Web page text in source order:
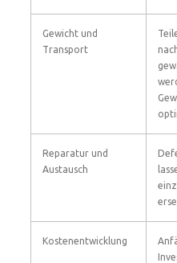
Gewicht und
Transport
Reparatur und
Austausch
Kostenentwicklung